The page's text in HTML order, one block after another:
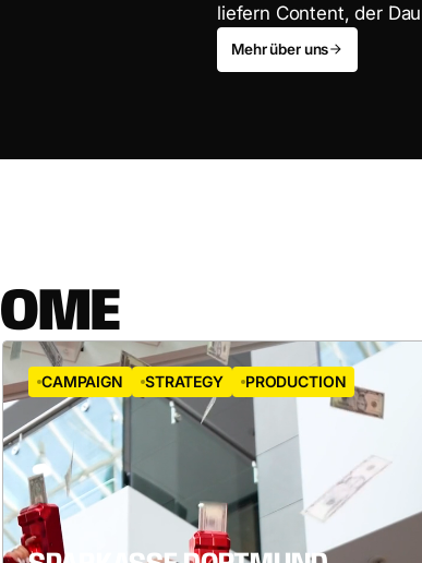
liefern Content, der Dau
Mehr über uns
OME
CAMPAIGN STRATEGY PRODUCTION